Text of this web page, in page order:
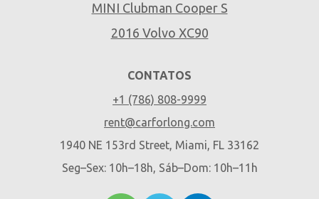
MINI Clubman Cooper S
2016 Volvo XC90
CONTATOS
+1 (786) 808-9999
rent@carforlong.com
1940 NE 153rd Street, Miami, FL 33162
Seg–Sex: 10h–18h, Sáb–Dom: 10h–11h